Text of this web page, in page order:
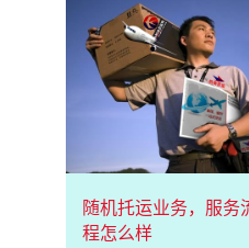
随机托运业务，服务
程怎么样